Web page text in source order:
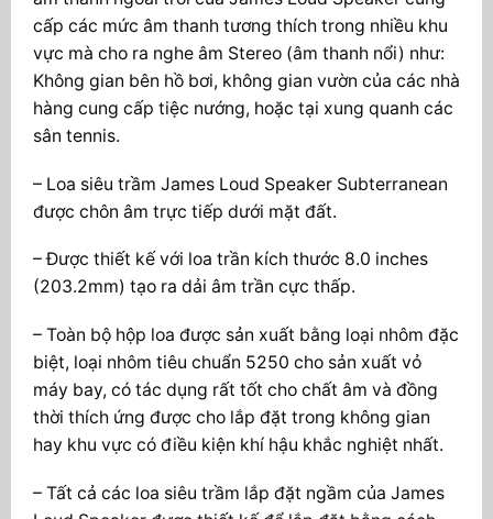
cấp các mức âm thanh tương thích trong nhiều khu
vực mà cho ra nghe âm Stereo (âm thanh nổi) như:
Không gian bên hồ bơi, không gian vườn của các nhà
hàng cung cấp tiệc nướng, hoặc tại xung quanh các
sân tennis.
– Loa siêu trầm James Loud Speaker Subterranean
được chôn âm trực tiếp dưới mặt đất.
– Được thiết kế với loa trần kích thước 8.0 inches
(203.2mm) tạo ra dải âm trần cực thấp.
– Toàn bộ hộp loa được sản xuất bằng loại nhôm đặc
biệt, loại nhôm tiêu chuẩn 5250 cho sản xuất vỏ
máy bay, có tác dụng rất tốt cho chất âm và đồng
thời thích ứng được cho lắp đặt trong không gian
hay khu vực có điều kiện khí hậu khắc nghiệt nhất.
– Tất cả các loa siêu trầm lắp đặt ngầm của James